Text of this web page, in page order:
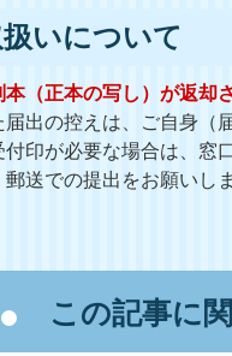
いについて
（正本の写し）が返却
出の控えは、ご自身（
印が必要な場合は、窓
送での提出をお願いしま
この記事に